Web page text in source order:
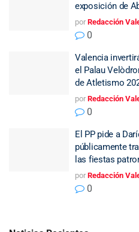
exposición de
por Redacción
0
Valencia
el Palau
de Atletismo
por Redacción
0
El PP pide a
públicamente
las fiestas
por Redacción
0